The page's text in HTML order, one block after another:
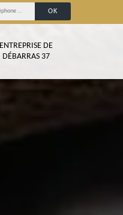
ENTREPRISE DE
DÉBARRAS 37